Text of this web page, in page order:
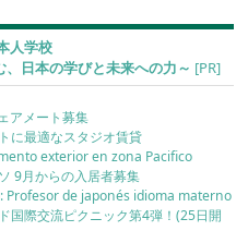
人学校
、日本の学びと未来への力～ [PR]
アメート募集
に最適なスタジオ賃貸
exterior en zona Pacifico
9月からの入居者募集
Profesor de japonés idioma materno
国際交流ピクニック第4弾！(25日開